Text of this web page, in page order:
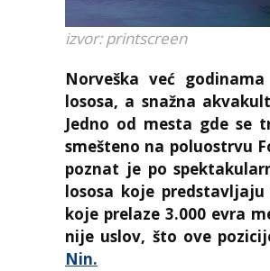
izvor: printscreen
Norveška već
lososa, a snažna
Jedno od mesta gde se
smešteno na poluostrvu
poznat je po
lososa koje
koje prelaze 3.000 evra
nije uslov, što ove
Nin.